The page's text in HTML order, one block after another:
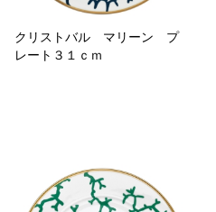
クリストバル マリーン プ
レート３１ｃｍ